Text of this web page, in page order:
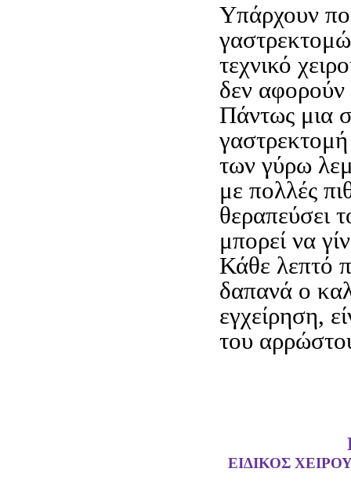
Υπάρχουν
τεχνικό
δεν
Πάντως μια
των γύρω
με πολλές
θεραπεύσει
μπορεί να
Κάθε λεπτό
δαπανά ο
εγχείρηση,
του
ΕΙΔΙΚΟΣ